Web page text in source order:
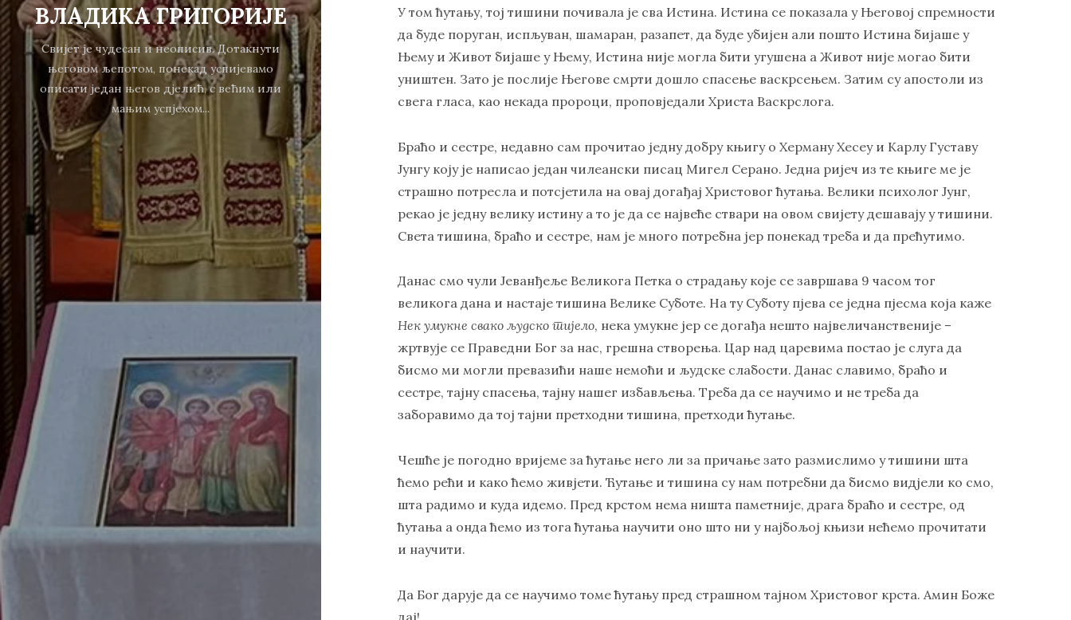
ВЛАДИКА ГРИГОРИЈЕ
Свијет је чудесан и неописив. Дотакнути
његовом љепотом, понекад успијевамо
описати један његов дјелић, с већим или
мањим успјехом...
У том ћутању, тој тишини почивала је сва Истина. Истина се показала у Његовој спремности
да буде поруган, испљуван, шамаран, разапет, да буде убијен али пошто Истина бијаше у
Њему и Живот бијаше у Њему, Истина није могла бити угушена а Живот није могао бити
уништен. Зато је послије Његове смрти дошло спасење васкрсењем. Затим су апостоли из
свега гласа, као некада пророци, проповједали Христа Васкрслога.
Браћо и сестре, недавно сам прочитао једну добру књигу о Херману Хесеу и Карлу Густаву
Јунгу коју је написао један чилеански писац Мигел Серано. Једна ријеч из те књиге ме је
страшно потресла и потсјетила на овај догађај Христовог ћутања. Велики психолог Јунг,
рекао је једну велику истину а то је да се највеће ствари на овом свијету дешавају у тишини.
Света тишина, браћо и сестре, нам је много потребна јер понекад треба и да прећутимо.
Данас смо чули Јеванђеље Великога Петка о страдању које се завршава 9 часом тог
великога дана и настаје тишина Велике Суботе. На ту Суботу пјева се једна пјесма која каже
Нек умукне свако људско тијело, нека умукне јер се догађа нешто највеличанственије –
жртвује се Праведни Бог за нас, грешна створења. Цар над царевима постао је слуга да
бисмо ми могли превазићи наше немоћи и људске слабости. Данас славимо, браћо и
сестре, тајну спасења, тајну нашег избављења. Треба да се научимо и не треба да
заборавимо да тој тајни претходни тишина, претходи ћутање.
Чешће је погодно вријеме за ћутање него ли за причање зато размислимо у тишини шта
ћемо рећи и како ћемо живјети. Ћутање и тишина су нам потребни да бисмо видјели ко смо,
шта радимо и куда идемо. Пред крстом нема ништа паметније, драга браћо и сестре, од
ћутања а онда ћемо из тога ћутања научити оно што ни у најбољој књизи нећемо прочитати
и научити.
Да Бог дарује да се научимо томе ћутању пред страшном тајном Христовог крста. Амин Боже